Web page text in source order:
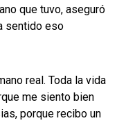
que tuvo, aseguró
sentido eso
real. Toda la vida
me siento bien
porque recibo un